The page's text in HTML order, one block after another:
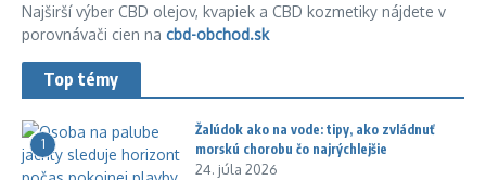
Najširší výber CBD olejov, kvapiek a CBD kozmetiky nájdete v
porovnávači cien na cbd-obchod.sk
Top témy
1
Žalúdok ako na vode: tipy, ako zvládnuť
morskú chorobu čo najrýchlejšie
24. júla 2026